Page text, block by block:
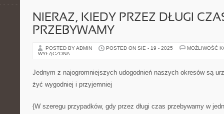
NIERAZ, KIEDY PRZEZ DŁUGI
PRZEBYWAMY
POSTED BY ADMIN POSTED ON SIE - 19 - 2025
MOŻLIWOŚĆ
WYŁĄCZONA
Jednym z najogromniejszych udogodnień naszych okresów są
żyć wygodniej i przyjemniej
{W szeregu przypadków, gdy przez długi czas przebywamy w